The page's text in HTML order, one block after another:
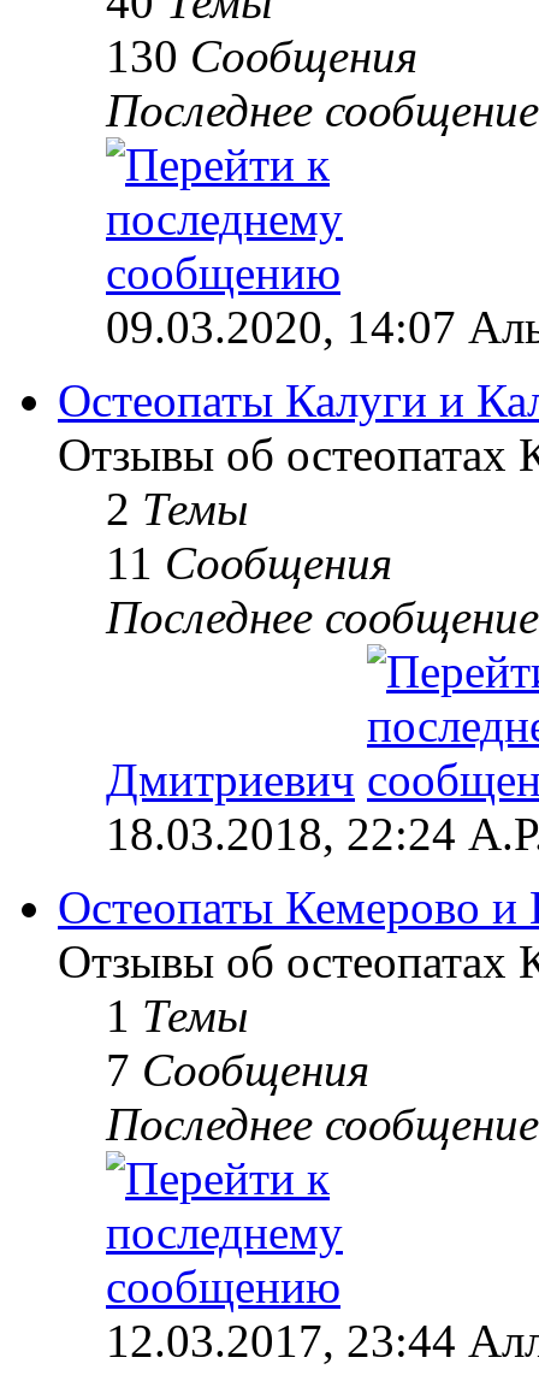
130 Сообщения
Последнее сообщение
09.03.2020, 14:07
Остеопаты Калуги и
Отзывы об остеопатах
2 Темы
11 Сообщения
Последнее сообщение
Дмитриевич
18.03.2018, 22:24
Остеопаты Кемерово и
Отзывы об остеопатах
1 Темы
7 Сообщения
Последнее сообщение
12.03.2017, 23:44